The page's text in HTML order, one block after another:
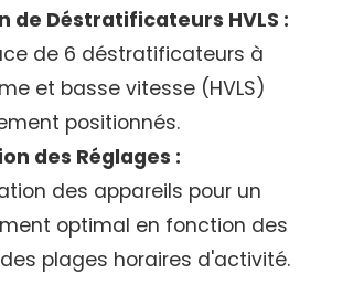
de Déstratificateurs HVLS :
de 6 déstratificateurs à
et basse vitesse (HVLS)
positionnés.
des Réglages :
des appareils pour un
optimal en fonction des
plages horaires d'activité.